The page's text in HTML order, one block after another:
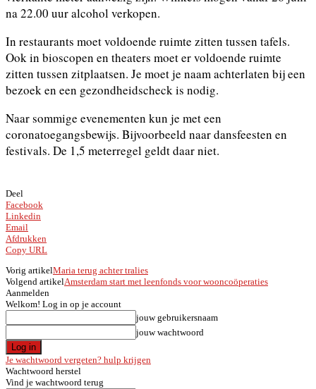
na 22.00 uur alcohol verkopen.
In restaurants moet voldoende ruimte zitten tussen tafels.
Ook in bioscopen en theaters moet er voldoende ruimte
zitten tussen zitplaatsen. Je moet je naam achterlaten bij een
bezoek en een gezondheidscheck is nodig.
Naar sommige evenementen kun je met een
coronatoegangsbewijs. Bijvoorbeeld naar dansfeesten en
festivals. De 1,5 meterregel geldt daar niet.
Deel
Facebook
Linkedin
Email
Afdrukken
Copy URL
Vorig artikelMaria terug achter tralies
Volgend artikelAmsterdam start met leenfonds voor wooncoöperaties
Aanmelden
Welkom! Log in op je account
jouw gebruikersnaam
jouw wachtwoord
Je wachtwoord vergeten? hulp krijgen
Wachtwoord herstel
Vind je wachtwoord terug